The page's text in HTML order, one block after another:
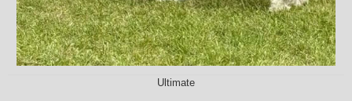
Ultimate